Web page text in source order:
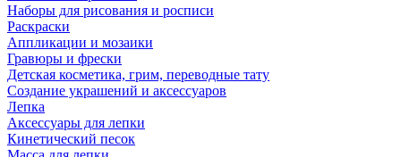
Наборы для рисования и росписи
Раскраски
Аппликации и мозаики
Гравюры и фрески
Детская косметика, грим, переводные тату
Создание украшений и аксессуаров
Лепка
Аксессуары для лепки
Кинетический песок